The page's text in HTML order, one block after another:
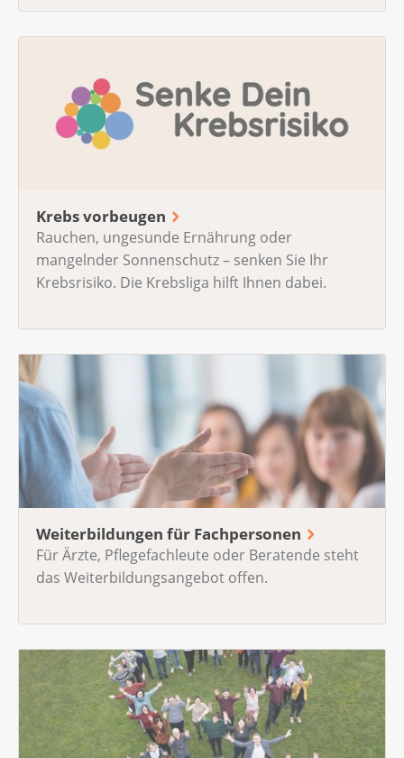
Krebs vorbeugen
Rauchen, ungesunde Ernährung oder
mangelnder Sonnenschutz – senken Sie Ihr
Krebsrisiko. Die Krebsliga hilft Ihnen dabei.
Weiterbildungen für Fachpersonen
Für Ärzte, Pflegefachleute oder Beratende steht
das Weiterbildungsangebot offen.